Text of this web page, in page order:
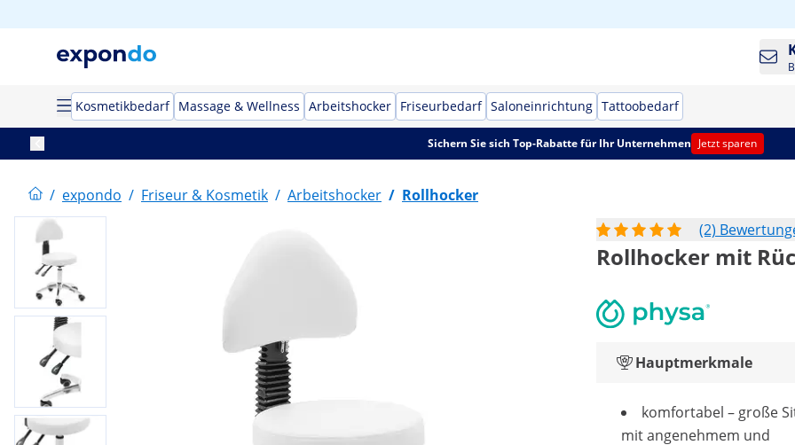
Kosmetikbedarf Massage & Wellness Arbeitshocker Friseurbedarf Saloneinrichtung Tattoobedarf
Sichern Sie sich Top-Rabatte für Ihr Unternehmen Jetzt sparen
/ expondo / Friseur & Kosmetik / Arbeitshocker / Rollhocker
(2)
Rollhocker mit
Hauptmerkmale
komfortabel – große
mit angenehmem und